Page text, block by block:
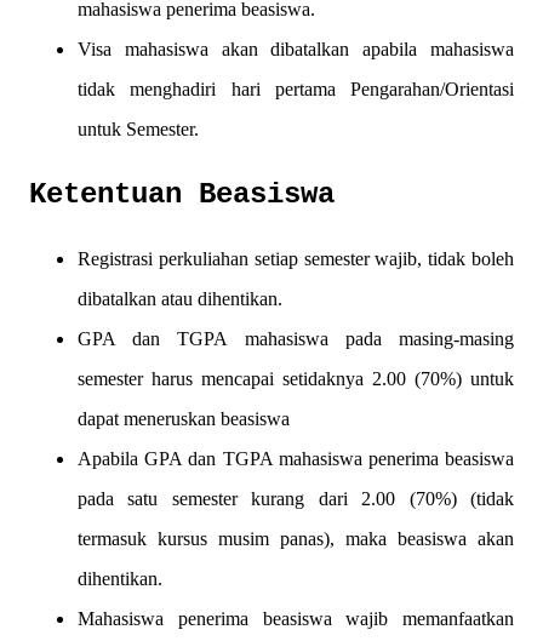
mahasiswa penerima beasiswa.
Visa mahasiswa akan dibatalkan apabila mahasiswa
tidak menghadiri hari pertama Pengarahan/Orientasi
untuk Semester.
Ketentuan Beasiswa
Registrasi perkuliahan setiap semester wajib, tidak boleh
dibatalkan atau dihentikan.
GPA dan TGPA mahasiswa pada masing-masing
semester harus mencapai setidaknya 2.00 (70%) untuk
dapat meneruskan beasiswa
Apabila GPA dan TGPA mahasiswa penerima beasiswa
pada satu semester kurang dari 2.00 (70%) (tidak
termasuk kursus musim panas), maka beasiswa akan
dihentikan.
Mahasiswa penerima beasiswa wajib memanfaatkan